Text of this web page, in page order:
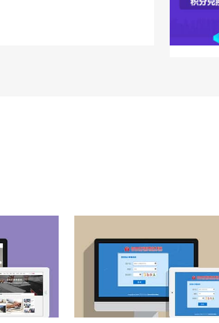
规范、可追溯的食堂管理体